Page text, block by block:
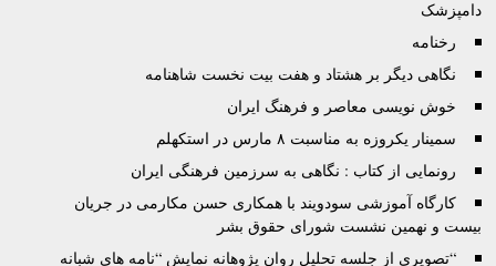
دامپزشک
رخنامه
نگاهی دیگر بر هشتاد و هفت بیت نخست شاهنامه
خوش نویسی معاصر و فرهنگ ایران
سمینار یکروزه‌ به‌ مناسبت ۸ مارس در استکهلم
رونمایی از کتاب : نگاهی به سرزمین فرهنگی ایران
کارگاه آموزشی سودويند با همکاری حسن مکارمی در جريان
بيست و نهمين نشست شورای حقوق بشر
“تصویری از جلسه تحلیل روان پژوهانه نمایش “نامه های شبانه